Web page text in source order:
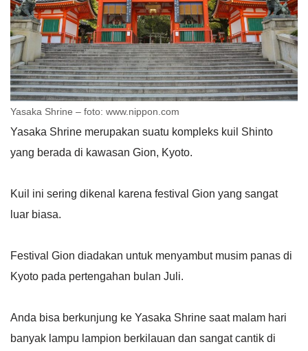
Yasaka Shrine – foto: www.nippon.com
Yasaka Shrine merupakan suatu kompleks kuil Shinto
yang berada di kawasan Gion, Kyoto.
Kuil ini sering dikenal karena festival Gion yang sangat
luar biasa.
Festival Gion diadakan untuk menyambut musim panas di
Kyoto pada pertengahan bulan Juli.
Anda bisa berkunjung ke Yasaka Shrine saat malam hari
banyak lampu lampion berkilauan dan sangat cantik di